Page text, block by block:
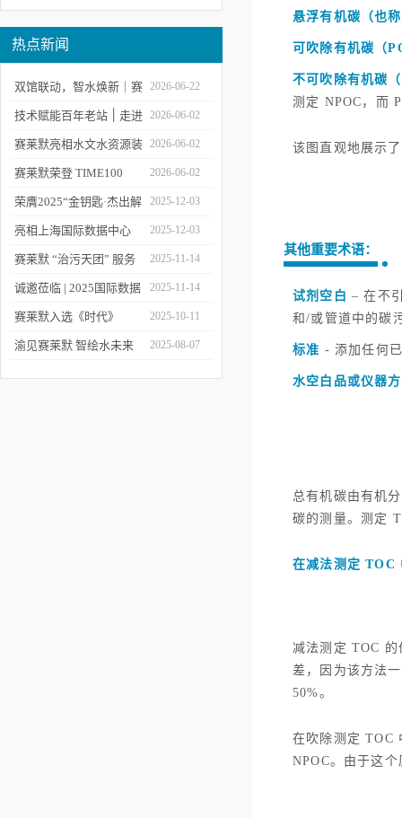
热点新闻
双馆联动，智水焕新｜赛
莱默精彩亮相2026上海世
环会
2026-06-22
技术赋能百年老站 ׀ 走进
都江堰：从千年治水智慧
到现代水文监测
2026-06-02
赛莱默亮相水文水资源装
备展 | 以数字化和智能化
技术赋能水文现代化建设
2026-06-02
赛莱默荣登 TIME100
2026 全球百强影响力企
业榜单
2026-06-02
荣膺2025“金钥匙·杰出解
决方案”！赛莱默青少年
水教育行动，浇灌可持续
发展未来
2025-12-03
亮相上海国际数据中心
展！赛莱默助力AI时代数
智未来
2025-12-03
赛莱默 “治污天团” 服务
亚洲污水处理厂
2025-11-14
诚邀莅临 | 2025国际数据
中心展
2025-11-14
赛莱默入选《时代》
“2025全球最佳公司”榜单
2025-10-11
渝见赛莱默 智绘水未来 2025-08-07
悬浮有机碳（也
可吹除有机碳（
不可吹除有机碳
测定 NPOC，而
该图直观地展示
其他重要术语：
试剂空白 – 在不
和/或管道中的碳
标准 - 添加任何
水空白品或仪器
总有机碳由有机
碳的测量。测定
在减法测定 TOC
减法测定 TOC
差，因为该方法
50%。
在吹除测定 TOC
NPOC。由于这